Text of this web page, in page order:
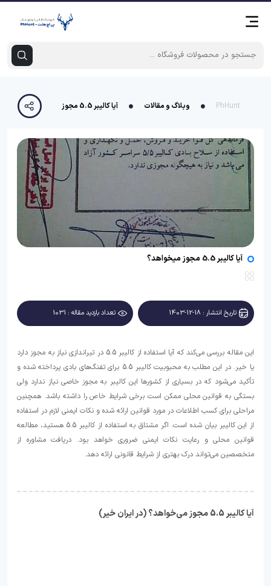
PhHunt وبلاگ و مقالات آیا کالیبر 5.5 مجوز میخواهد؟
آیا کالیبر 5.5 مجوز میخواهد؟
تاریخ انتشار : 18-12-1403 تعداد بازدید مقاله : 1031
این مقاله بررسی می‌کند که آیا استفاده از کالیبر 5.5 در تیراندازی نیاز به مجوز دارد
یا خیر. در این مطلب به محبوبیت کالیبر 5.5 برای تفنگ‌های بادی پرداخته شده و
تأکید می‌شود که در بسیاری از کشورها این کالیبر به مجوز خاصی نیاز ندارد ولی
بستگی به قوانین محلی ممکن است برخی شرایط خاص را داشته باشد. همچنین
مراحلی برای کسب اطلاعات در مورد قوانین ارائه شده و نکات ایمنی لازم در استفاده
از این کالیبر بیان شده است. اگر مشتاق به استفاده از کالیبر 5.5 هستید، مطالعه
قوانین محلی و رعایت نکات ایمنی ضروری خواهد بود. دریافت مشاوره از
متخصصین می‌تواند درک بهتری از شرایط قانونی ارائه دهد.
آیا کالیبر 5.5 مجوز می‌خواهد؟ (در ایران خیر)